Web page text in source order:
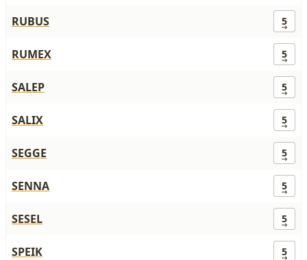
RUBUS 5
RUMEX 5
SALEP 5
SALIX 5
SEGGE 5
SENNA 5
SESEL 5
SPEIK 5